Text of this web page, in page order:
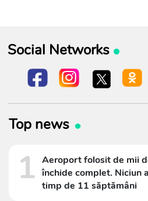
Social Networks
Top news
1 Aeroport folosit de mii
închide complet. Niciun
timp de 11 săptămâni